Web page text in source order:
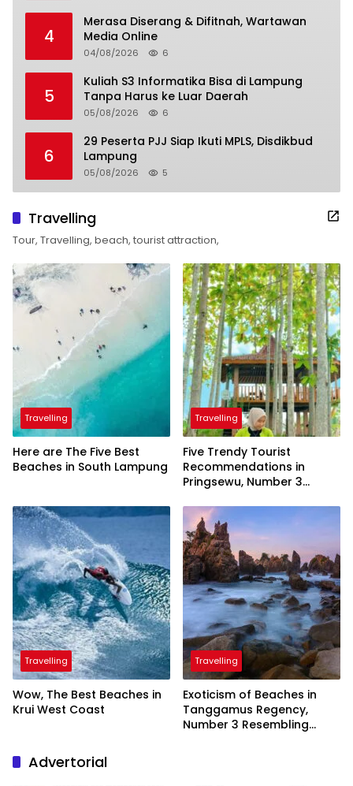
4
Merasa Diserang & Difitnah, Wartawan
Media Online
04/08/2026 6
5
Kuliah S3 Informatika Bisa di Lampung
Tanpa Harus ke Luar Daerah
05/08/2026 6
6
29 Peserta PJJ Siap Ikuti MPLS, Disdikbud
Lampung
05/08/2026 5
Travelling
Tour, Travelling, beach, tourist attraction,
Travelling
Here are The Five Best
Beaches in South Lampung
Travelling
Five Trendy Tourist
Recommendations in
Pringsewu, Number 3
President
Travelling
Wow, The Best Beaches in
Krui West Coast
Travelling
Exoticism of Beaches in
Tanggamus Regency,
Number 3 Resembling
Advertorial